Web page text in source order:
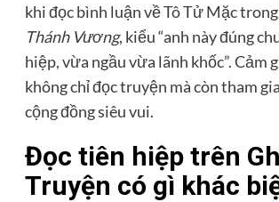
khi đọc bình luận về Tô Tử Mặc trong
Thánh Vương, kiểu “anh này đúng
hiệp, vừa ngầu vừa lãnh khốc”. Cảm
không chỉ đọc truyện mà còn tham
cộng đồng siêu vui.
Đọc tiên hiệp trên
Truyện có gì khác